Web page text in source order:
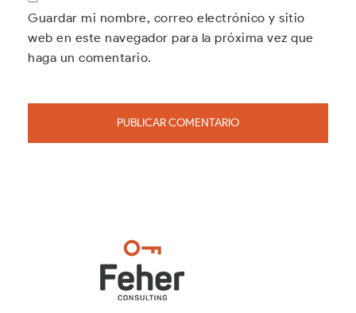
Guardar mi nombre, correo electrónico y sitio
web en este navegador para la próxima vez que
haga un comentario.